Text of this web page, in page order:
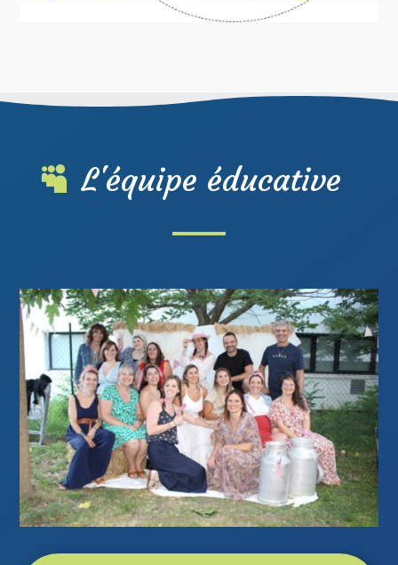
 L'équipe éducative